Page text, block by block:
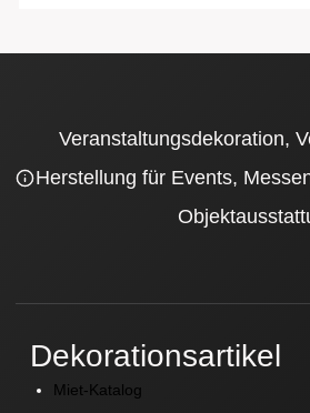
Veranstaltungsdekoration,
Herstellung für Events,
Dekorationsartikel
Miet-Katalog